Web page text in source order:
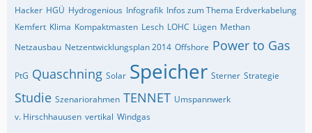
Hacker HGÜ Hydrogenious Infografik Infos zum Thema Erdverkabelung
Kemfert Klima Kompaktmasten Lesch LOHC Lügen Methan
Netzausbau Netzentwicklungsplan 2014 Offshore Power to Gas
PtG Quaschning Solar Speicher Sterner Strategie
Studie Szenariorahmen TENNET Umspannwerk
v. Hirschhauusen vertikal Windgas